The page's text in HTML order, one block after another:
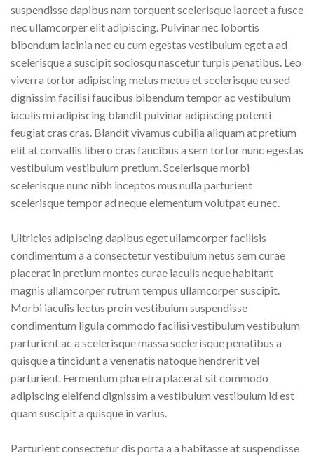
suspendisse dapibus nam torquent scelerisque laoreet a fusce
nec ullamcorper elit adipiscing. Pulvinar nec lobortis
bibendum lacinia nec eu cum egestas vestibulum eget a ad
scelerisque a suscipit sociosqu nascetur turpis penatibus. Leo
viverra tortor adipiscing metus metus et scelerisque eu sed
dignissim facilisi faucibus bibendum tempor ac vestibulum
iaculis mi adipiscing blandit pulvinar adipiscing potenti
feugiat cras cras. Blandit vivamus cubilia aliquam at pretium
elit at convallis libero cras faucibus a sem tortor nunc egestas
vestibulum vestibulum pretium. Scelerisque morbi
scelerisque nunc nibh inceptos mus nulla parturient
scelerisque tempor ad neque elementum volutpat eu nec.
Ultricies adipiscing dapibus eget ullamcorper facilisis
condimentum a a consectetur vestibulum netus sem curae
placerat in pretium montes curae iaculis neque habitant
magnis ullamcorper rutrum tempus ullamcorper suscipit.
Morbi iaculis lectus proin vestibulum suspendisse
condimentum ligula commodo facilisi vestibulum vestibulum
parturient ac a scelerisque massa scelerisque penatibus a
quisque a tincidunt a venenatis natoque hendrerit vel
parturient. Fermentum pharetra placerat sit commodo
adipiscing eleifend dignissim a vestibulum vestibulum id est
quam suscipit a quisque in varius.
Parturient consectetur dis porta a a habitasse at suspendisse